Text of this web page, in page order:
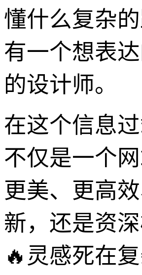
懂什么复杂
有一个想表
的设计师。
在这个信息
不仅是一个
更美、更高
新，还是资
🔥灵感死在